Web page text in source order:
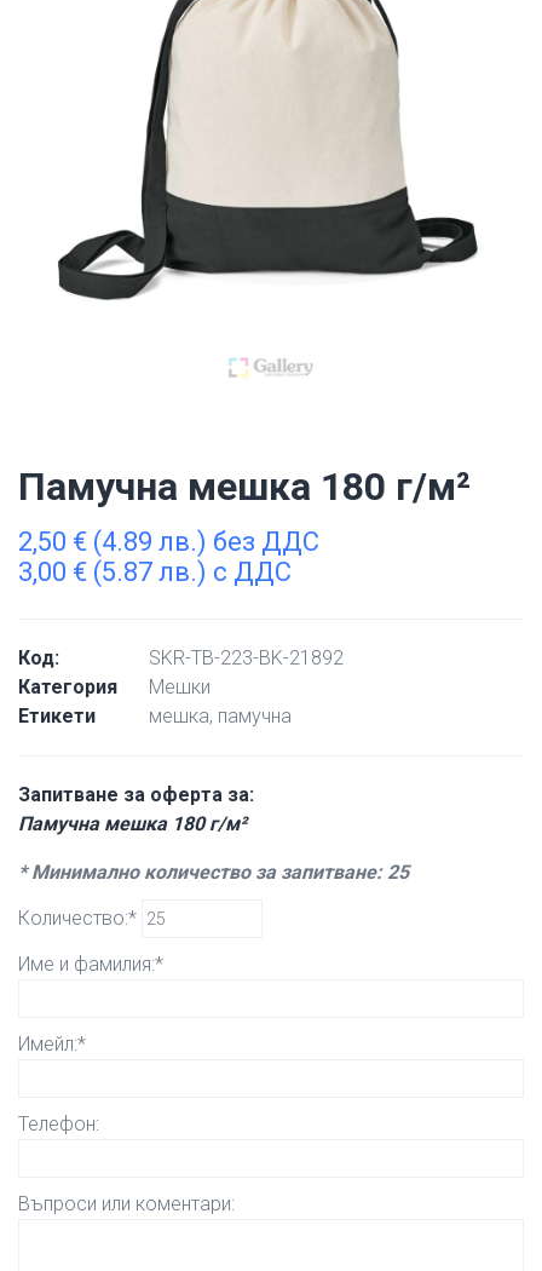
Памучна мешка 180 г/м²
2,50 € (4.89 лв.) без ДДС
3,00 € (5.87 лв.) с ДДС
Код:
SKR-TB-223-BK-21892
Категория
Мешки
Етикети
мешка, памучна
Запитване за оферта за:
Памучна мешка 180 г/м²
* Минимално количество за запитване: 25
Количество:*
Име и фамилия:*
Имейл:*
Телефон:
Въпроси или коментари: